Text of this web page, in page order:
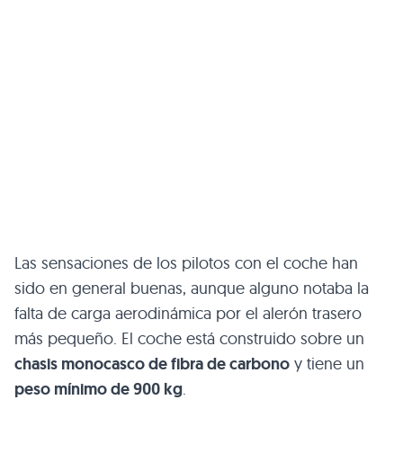
Las sensaciones de los pilotos con el coche han
sido en general buenas, aunque alguno notaba la
falta de carga aerodinámica por el alerón trasero
más pequeño. El coche está construido sobre un
chasis monocasco de fibra de carbono y tiene un
peso mínimo de 900 kg